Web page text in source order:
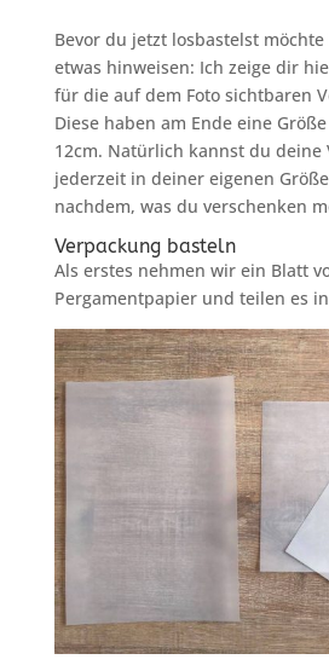
Bevor du jetzt losbastelst
etwas hinweisen: Ich zeige dir
für die auf dem Foto sichtbaren
Diese haben am Ende eine
12cm. Natürlich kannst du deine
jederzeit in deiner eigenen
nachdem, was du verschenken
Verpackung basteln
Als erstes nehmen wir ein Blatt
Pergamentpapier und teilen es